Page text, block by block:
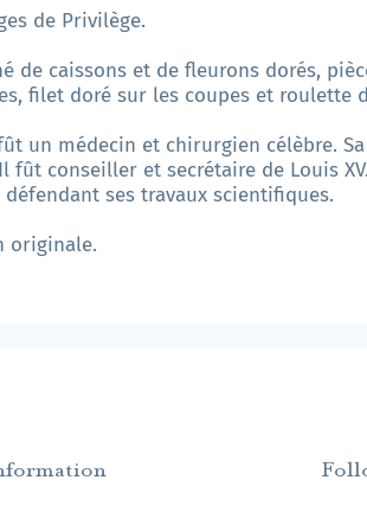
de Privilège.
de caissons et de fleurons dorés,
filet doré sur les coupes et roulette
fût un médecin et chirurgien
fût conseiller et secrétaire de Louis
ses travaux scientifiques.
originale.